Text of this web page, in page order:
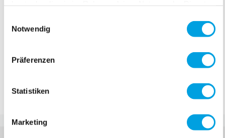
Notwendig
Präferenzen
Statistiken
Marketing
Poststrasse 37